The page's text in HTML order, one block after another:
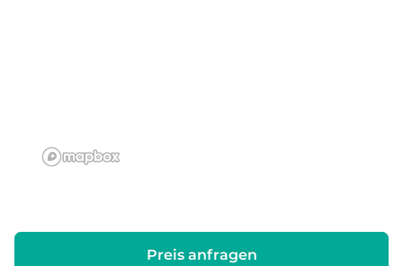
Preis anfragen